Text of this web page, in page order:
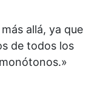
allá, ya que
de todos los